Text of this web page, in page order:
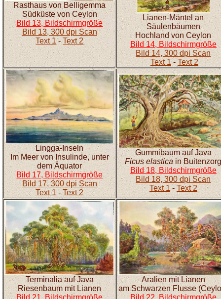
Rasthaus von Belligemma
Südküste von Ceylon
Bild 13, Bildschirmgröße
Bild 13, 300 dpi Scan
Text 1-Text 2
Lianen-Mäntel an
Säulenbäumen
Hochland von Ceylon
Bild 14, Bildschirmgröße
Bild 14, 300 dpi Scan
Text 1- Text 2
Lingga-Inseln
Im Meer von Insulinde, unter
dem Äquator
Bild 17, Bildschirmgröße
Bild 17, 300 dpi Scan
Text 1 -Text 2
Gummibaum auf Java
Ficus elastica in
Bild 18, Bildschirmgröße
Bild 18, 300 dpi Scan
Text 1 - Text 2
Terminalia auf Java
Riesenbaum mit Lianen
Bild 21, Bildschirmgröße
Aralien mit Lianen
am Schwarzen Flusse
Bild 22, Bildschirmgröße